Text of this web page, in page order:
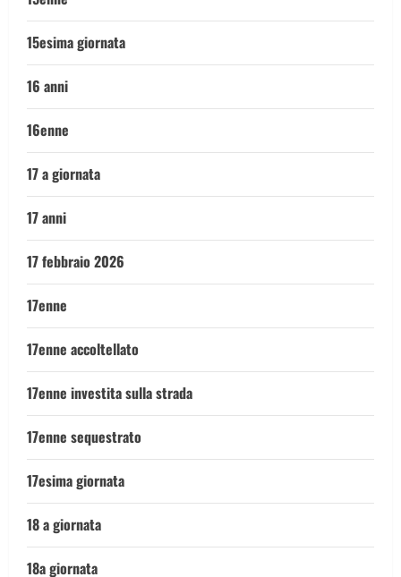
15esima giornata
16 anni
16enne
17 a giornata
17 anni
17 febbraio 2026
17enne
17enne accoltellato
17enne investita sulla strada
17enne sequestrato
17esima giornata
18 a giornata
18a giornata